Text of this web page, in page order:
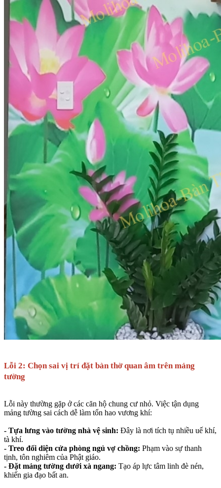
Lỗi 2: Chọn sai vị trí đặt bàn thờ quan âm trên mảng
tường
Lỗi này thường gặp ở các căn hộ chung cư nhỏ. Việc tận dụng
mảng tường sai cách dễ làm tổn hao vương khí:
- Tựa lưng vào tường nhà vệ sinh: Đây là nơi tích tụ nhiều uế khí,
tà khí.
- Treo đối diện cửa phòng ngủ vợ chồng: Phạm vào sự thanh
tịnh, tôn nghiêm của Phật giáo.
- Đặt mảng tường dưới xà ngang: Tạo áp lực tâm linh đè nén,
khiến gia đạo bất an.